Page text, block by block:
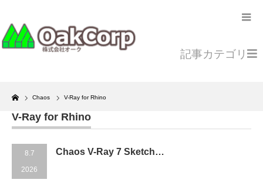
Home
Chaos V-Ray for Rhino
記事カテゴリ
V-Ray for Rhino
8.7
2026
Chaos V-Ray 7 Sketch…